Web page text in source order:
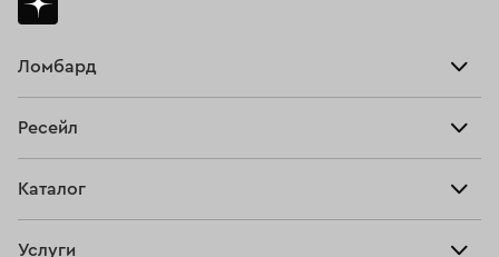
Ломбард
Тарифы
Ресейл
Каталог
Услуги